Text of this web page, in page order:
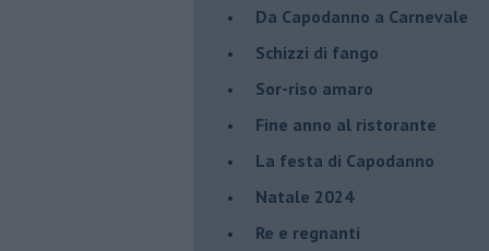
Da Capodanno a Carnevale
Schizzi di fango
Sor-riso amaro
Fine anno al ristorante
La festa di Capodanno
Natale 2024
Re e regnanti